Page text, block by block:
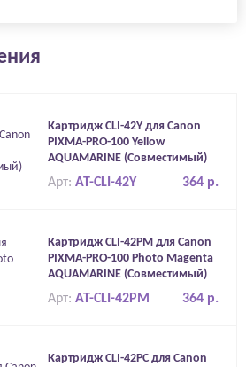
Картридж CLI-42Y для Canon
PIXMA-PRO-100 Yellow
AQUAMARINE (Совместимый)
364 р.
Арт:AT-CLI-42Y
Картридж CLI-42PM для Canon
PIXMA-PRO-100 Photo Magenta
AQUAMARINE (Совместимый)
364 р.
Арт: AT-CLI-42PM
Картридж CLI-42PC для Canon